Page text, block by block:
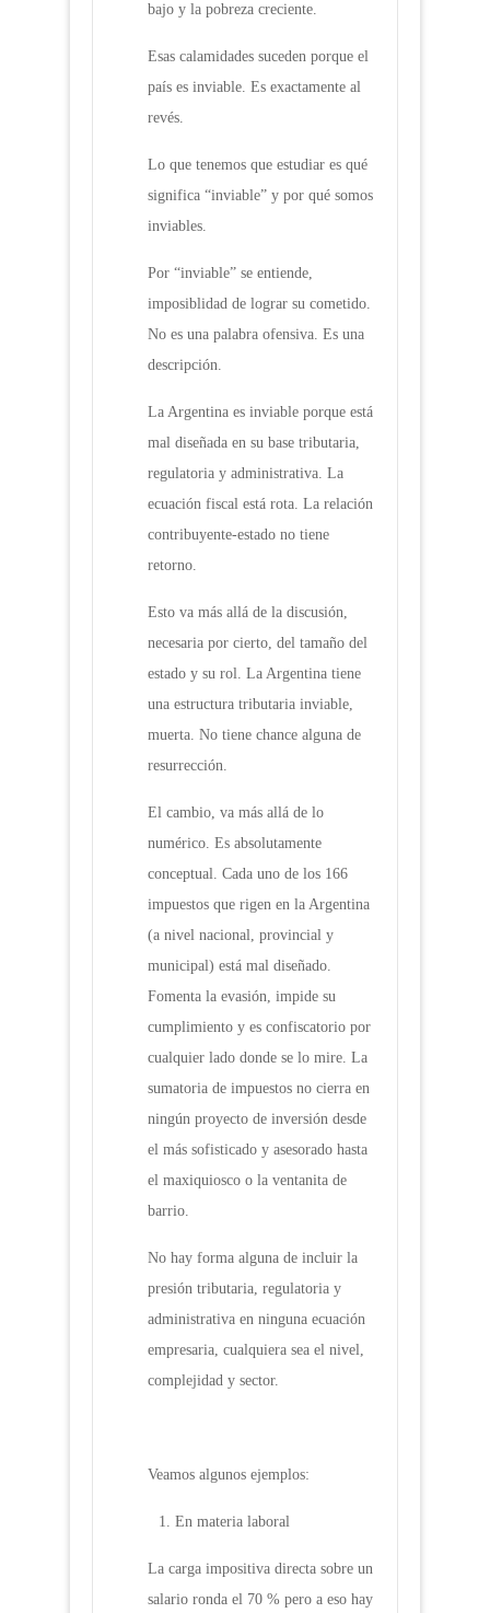
bajo y la pobreza creciente.
Esas calamidades suceden porque el
país es inviable. Es exactamente al
revés.
Lo que tenemos que estudiar es qué
significa “inviable” y por qué somos
inviables.
Por “inviable” se entiende,
imposiblidad de lograr su cometido.
No es una palabra ofensiva. Es una
descripción.
La Argentina es inviable porque está
mal diseñada en su base tributaria,
regulatoria y administrativa. La
ecuación fiscal está rota. La relación
contribuyente-estado no tiene
retorno.
Esto va más allá de la discusión,
necesaria por cierto, del tamaño del
estado y su rol. La Argentina tiene
una estructura tributaria inviable,
muerta. No tiene chance alguna de
resurrección.
El cambio, va más allá de lo
numérico. Es absolutamente
conceptual. Cada uno de los 166
impuestos que rigen en la Argentina
(a nivel nacional, provincial y
municipal) está mal diseñado.
Fomenta la evasión, impide su
cumplimiento y es confiscatorio por
cualquier lado donde se lo mire. La
sumatoria de impuestos no cierra en
ningún proyecto de inversión desde
el más sofisticado y asesorado hasta
el maxiquiosco o la ventanita de
barrio.
No hay forma alguna de incluir la
presión tributaria, regulatoria y
administrativa en ninguna ecuación
empresaria, cualquiera sea el nivel,
complejidad y sector.
Veamos algunos ejemplos:
En materia laboral
La carga impositiva directa sobre un
salario ronda el 70 % pero a eso hay